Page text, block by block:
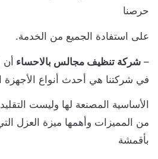
استفادة الجميع من الخدمة.
شركة تنظيف مجالس بالاحساءأن
شركتنا هي أحدث أنواع الأجهزة
المصنعة لها وليست التقليد
المميزات وأهمها ميزة العزل